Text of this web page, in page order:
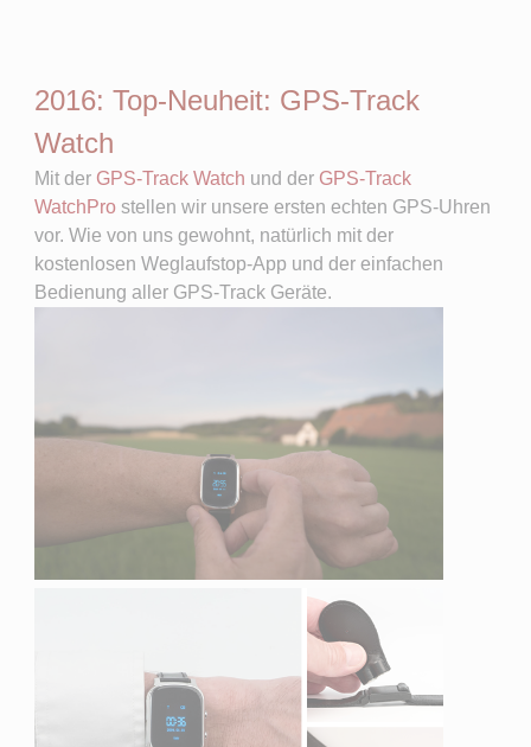
2016: Top-Neuheit: GPS-Track
Watch
Mit der GPS-Track Watch und der GPS-Track
WatchPro stellen wir unsere ersten echten GPS-Uhren
vor. Wie von uns gewohnt, natürlich mit der
kostenlosen Weglaufstop-App und der einfachen
Bedienung aller GPS-Track Geräte.